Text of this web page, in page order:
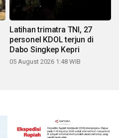
Latihan trimatra TNI, 27
personel KDOL terjun di
Dabo Singkep Kepri
05 August 2026 1:48 WIB